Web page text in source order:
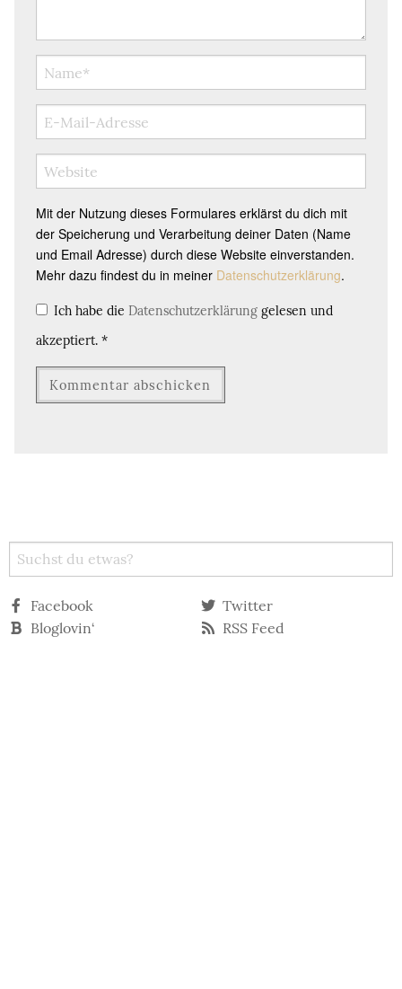
Mit der Nutzung dieses Formulares erklärst du dich mit
der Speicherung und Verarbeitung deiner Daten (Name
und Email Adresse) durch diese Website einverstanden.
Mehr dazu findest du in meiner Datenschutzerklärung.
Ich habe die Datenschutzerklärung gelesen und
akzeptiert. *
Facebook
Twitter
Bloglovin‘
RSS Feed